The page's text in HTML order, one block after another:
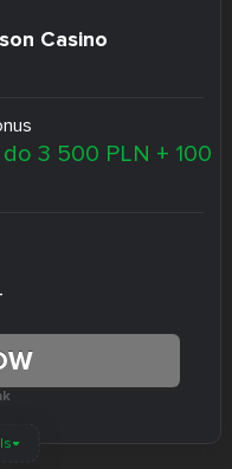
Casino
3 500 PLN + 100